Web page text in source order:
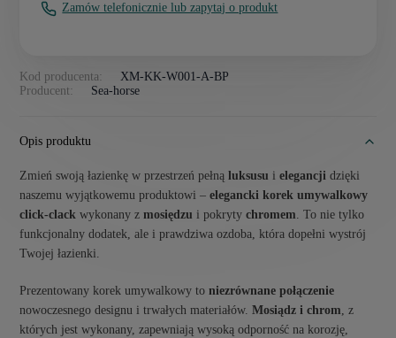
Kod producenta:
XM-KK-W001-A-BP
Producent:
Sea-horse
Zamów telefonicznie lub zapytaj o produkt
Opis produktu
Zmień swoją łazienkę w przestrzeń pełnąluksusu ielegancji dzięki
naszemu wyjątkowemu produktowi –elegancki korek umywalkowy
click-clack wykonany zmosiędzu i pokrytychromem. To nie tylko
funkcjonalny dodatek, ale i prawdziwa ozdoba, która dopełni wystrój
Twojej łazienki.
Prezentowany korek umywalkowy toniezrównane połączenie
nowoczesnego designu i trwałych materiałów.Mosiądz i chrom, z
których jest wykonany, zapewniają wysoką odporność na korozję,